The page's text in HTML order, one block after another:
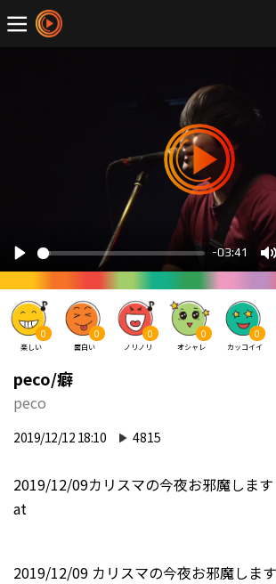
0
楽しい
0
面白い
0
ノリノリ
0
オシャレ
0
カッコイイ
peco/癖
peco
2019/12/12 18:10 4815
2019/12/09カリスマの今夜お邪魔しま
at
2019/12/09 カリスマの今夜お邪魔しま